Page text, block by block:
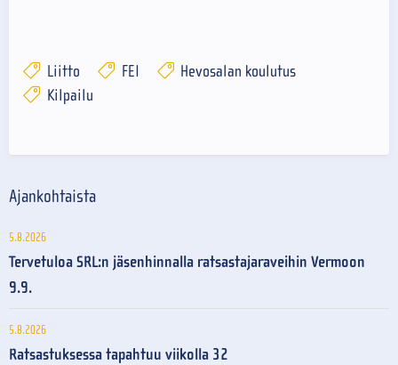
Liitto FEI
Hevosalan koulutus
Kilpailu
Ajankohtaista
5.8.2026
Tervetuloa SRL:n jäsenhinnalla ratsastajaraveihin Vermoon
9.9.
5.8.2026
Ratsastuksessa tapahtuu viikolla 32